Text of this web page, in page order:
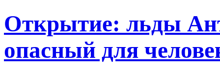
Открытие: льды
опасный для